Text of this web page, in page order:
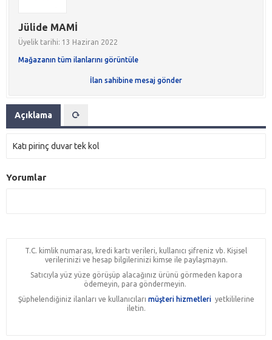
Jülide MAMİ
Üyelik tarihi: 13 Haziran 2022
Mağazanın tüm ilanlarını görüntüle
İlan sahibine mesaj gönder
Açıklama
Katı pirinç duvar tek kol
Yorumlar
T.C. kimlik numarası, kredi kartı verileri, kullanıcı şifreniz vb. Kişisel
verilerinizi ve hesap bilgilerinizi kimse ile paylaşmayın.
Satıcıyla yüz yüze görüşüp alacağınız ürünü görmeden kapora
ödemeyin, para göndermeyin.
Şüphelendiğiniz ilanları ve kullanıcıları müşteri hizmetleri yetkililerine
iletin.